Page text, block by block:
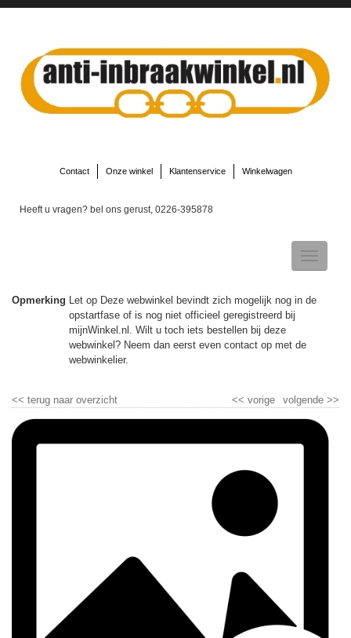
Contact Onze winkel Klantenservice Winkelwagen
Heeft u vragen? bel ons gerust, 0226-395878
Toggle
Opmerking Let op Deze webwinkel bevindt zich mogelijk nog in de
opstartfase of is nog niet officieel geregistreerd bij
mijnWinkel.nl. Wilt u toch iets bestellen bij deze
webwinkel? Neem dan eerst even contact op met de
webwinkelier.
<< terug naar overzicht volgende >>
<< vorige